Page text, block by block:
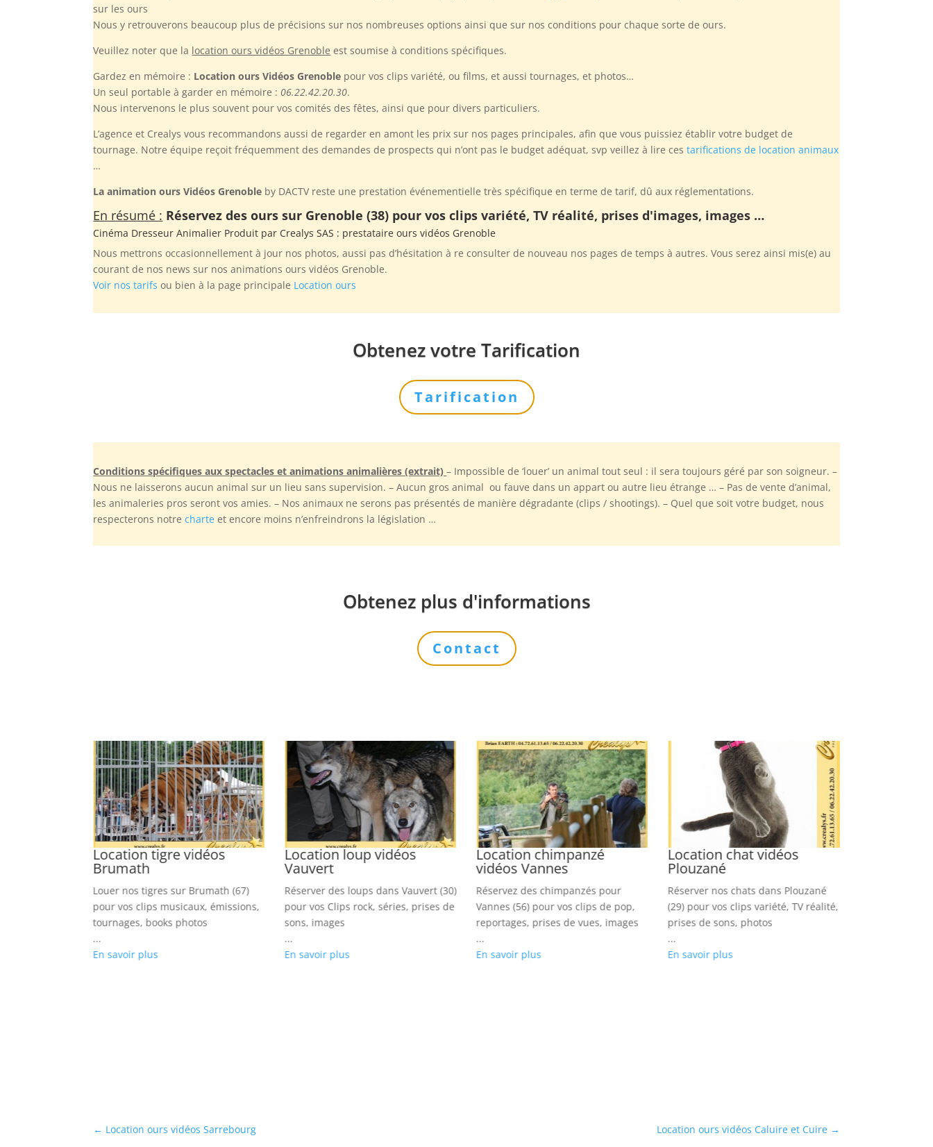
sur les ours
Nous y retrouverons beaucoup plus de précisions sur nos nombreuses options ainsi que sur nos conditions pour chaque sorte de ours.
Veuillez noter que la location ours vidéos Grenoble est soumise à conditions spécifiques.
Gardez en mémoire : Location ours Vidéos Grenoble pour vos clips variété, ou films, et aussi tournages, et photos…
Un seul portable à garder en mémoire :06.22.42.20.30.
Nous intervenons le plus souvent pour vos comités des fêtes, ainsi que pour divers particuliers.
L’agence et Crealys vous recommandons aussi de regarder en amont les prix sur nos pages principales, afin que vous puissiez établir votre budget de
tournage. Notre équipe reçoit fréquemment des demandes de prospects qui n’ont pas le budget adéquat, svp veillez à lire cestarifications de location animaux
…
La animation ours Vidéos Grenoble by DACTV reste une prestation événementielle très spécifique en terme de tarif, dû aux réglementations.
En résumé : Réservez des ours sur Grenoble (38) pour vos clips variété, TV réalité, prises d'images, images …
Cinéma Dresseur Animalier Produit par Crealys SAS : prestataire ours vidéos Grenoble
Nous mettrons occasionnellement à jour nos photos, aussi pas d’hésitation à re consulter de nouveau nos pages de temps à autres. Vous serez ainsi mis(e) au
courant de nos news sur nos animations ours vidéos Grenoble.
Voir nos tarifs ou bien à la page principale Location ours
Obtenez votre Tarification
Tarification
Conditions spécifiques aux spectacles et animations animalières (extrait)– Impossible de ‘louer’ un animal tout seul : il sera toujours géré par son soigneur. –
Nous ne laisserons aucun animal sur un lieu sans supervision. – Aucun gros animal ou fauve dans un appart ou autre lieu étrange … – Pas de vente d’animal,
les animaleries pros seront vos amies. – Nos animaux ne serons pas présentés de manière dégradante (clips / shootings). – Quel que soit votre budget, nous
respecterons notrecharte et encore moins n’enfreindrons la législation …
Obtenez plus d'informations
Contact
Location tigre vidéos
Brumath
Louer nos tigres sur Brumath (67)
pour vos clips musicaux, émissions,
tournages, books photos
...
En savoir plus
Location loup vidéos
Vauvert
Réserver des loups dans Vauvert (30)
pour vos Clips rock, séries, prises de
sons, images
...
En savoir plus
Location chimpanzé
vidéos Vannes
Réservez des chimpanzés pour
Vannes (56) pour vos clips de pop,
reportages, prises de vues, images
...
En savoir plus
Location chat vidéos
Plouzané
Réserver nos chats dans Plouzané
(29) pour vos clips variété, TV réalité,
prises de sons, photos
...
En savoir plus